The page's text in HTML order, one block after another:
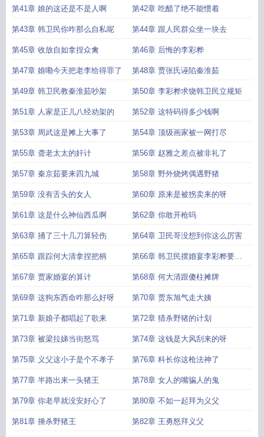
第41章 娘的这还是不是人啊 第42章 吃醋了绝不能惯着
第43章 韩卫民你咋那么自私呢 第44章 跟人民群众坐一块去
第45章 收放自如拿捏众禽 第46章 后悔的李彩桦
第47章 娘嘞今天把老李给得罪了 第48章 贾张氏诬陷秦淮茹
第49章 韩卫民教秦淮茹吵架 第50章 李彩桦求饶韩卫民立规矩
第51章 人家是正儿八经劝架的 第52章 这特码得多少钱啊
第53章 周武这是摊上大事了 第54章 顶级画家被一网打尽
第55章 聋老太太的奸计 第56章 赵雅之差点被非礼了
第57章 秦京茹要来四九城 第58章 野外烧烤偶遇野猪
第59章 没有舌头的女人 第60章 原来是被拐卖来的呀
第61章 这是什么神仙西瓜啊 第62章 你敢开枪吗
第63章 捅了三十几刀算轻伤 第64章 卫民哥没想到你这么厉害
第65章 跟踪何大清拿捏把柄 第66章 韩卫民摆婚宴李彩桦要补
偿
第67章 贾家婚宴的算计 第68章 何大清跟傻柱摊牌
第69章 这狗东西命咋那么好呀 第70章 贾东旭气走大姨
第71章 新娘子都唱起了歌来 第72章 猎杀野猪的计划
第73章 被梁拉娣当街怒骂 第74章 这钱是大风刮来的呀
第75章 义父这小子是个不孝子 第76章 科长你这枪法神了
第77章 半路出来一头猪王 第78章 女人的嘴骗人的鬼
第79章 你老早就没安好心了 第80章 不如一起拜为义父
第81章 捶杀野猪王 第82章 王勇怒拜义父